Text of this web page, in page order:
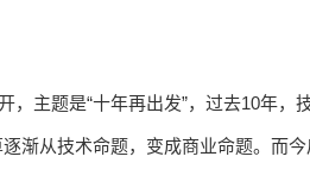
，主题是“十年再出发”，过去10年，
渐从技术命题，变成商业命题。而